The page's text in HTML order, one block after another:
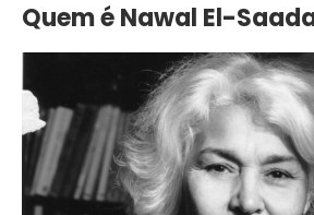
Quem é Nawal El-